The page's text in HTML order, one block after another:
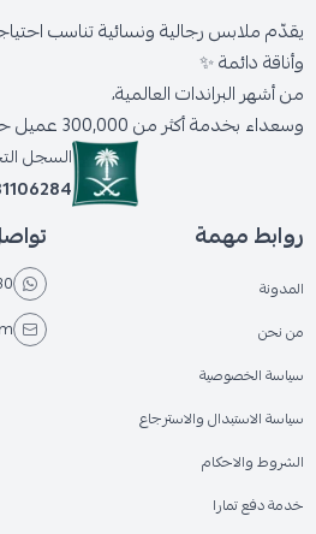
يقدّم ملابس رجالية ونسائية تناسب
وأناقة دائمة ✨
من أشهر البراندات العالمية،
وسعداء بخدمة أكثر من 300,000 عميل حول المملكة.
السجل
روابط مهمة
المدونة
من نحن
سياسة الخصوصية
سياسة الاستبدال والاسترجاع
الشروط والاحكام
خدمة دفع تمارا